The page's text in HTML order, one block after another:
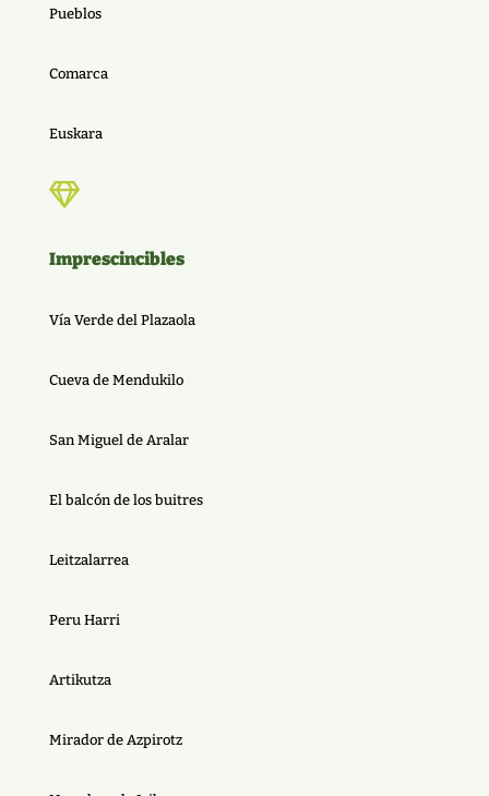
Pueblos
Comarca
Euskara

Imprescincibles
Vía Verde del Plazaola
Cueva de Mendukilo
San Miguel de Aralar
El balcón de los buitres
Leitzalarrea
Peru Harri
Artikutza
Mirador de Azpirotz